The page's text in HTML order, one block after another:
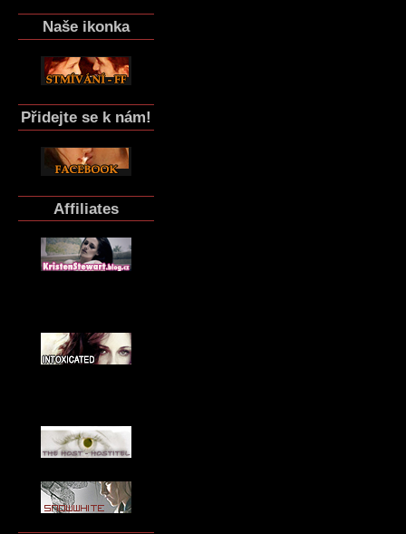
Naše ikonka
Přidejte se k nám!
Affiliates